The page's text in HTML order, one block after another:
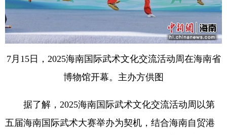
7月15日，2025海南国际武术文化交流活动周在海南省
博物馆开幕。主办方供图
据了解，2025海南国际武术文化交流活动周以第
五届海南国际武术大赛举办为契机，结合海南自贸港